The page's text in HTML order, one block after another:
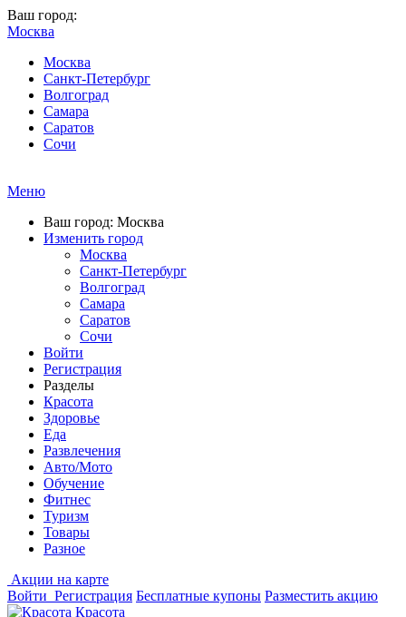
Ваш город:
Москва
Москва
Санкт-Петербург
Волгоград
Самара
Саратов
Сочи
Меню
Ваш город: Москва
Изменить город
Москва
Санкт-Петербург
Волгоград
Самара
Саратов
Сочи
Войти
Регистрация
Разделы
Красота
Здоровье
Еда
Развлечения
Авто/Мото
Обучение
Фитнес
Туризм
Товары
Разное
Акции на карте
Войти Регистрация Бесплатные купоны Разместить акцию
Красота